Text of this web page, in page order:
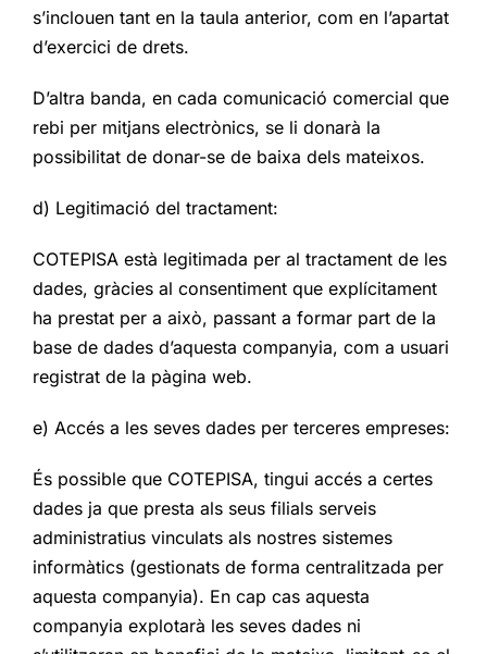
s’inclouen tant en la taula anterior, com en l’apartat
d’exercici de drets.
D’altra banda, en cada comunicació comercial que
rebi per mitjans electrònics, se li donarà la
possibilitat de donar-se de baixa dels mateixos.
d) Legitimació del tractament:
COTEPISA està legitimada per al tractament de les
dades, gràcies al consentiment que explícitament
ha prestat per a això, passant a formar part de la
base de dades d’aquesta companyia, com a usuari
registrat de la pàgina web.
e) Accés a les seves dades per terceres empreses:
És possible que COTEPISA, tingui accés a certes
dades ja que presta als seus filials serveis
administratius vinculats als nostres sistemes
informàtics (gestionats de forma centralitzada per
aquesta companyia). En cap cas aquesta
companyia explotarà les seves dades ni